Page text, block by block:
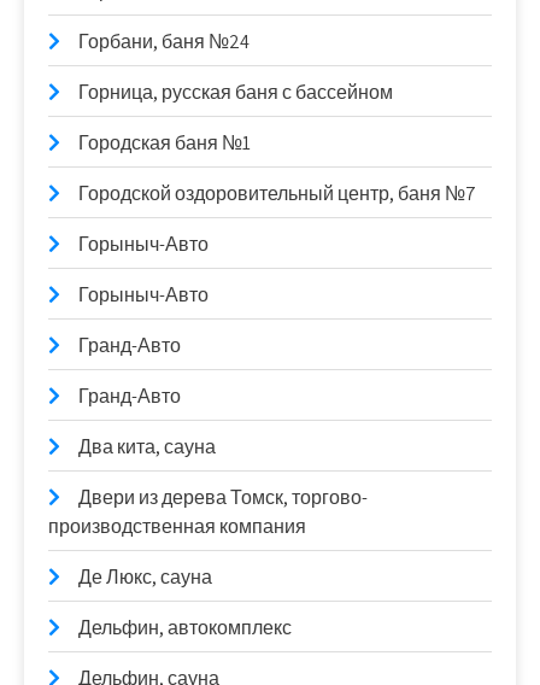
Горбани, баня №24
Горница, русская баня с бассейном
Городская баня №1
Городской оздоровительный центр, баня №7
Горыныч-Авто
Горыныч-Авто
Гранд-Авто
Гранд-Авто
Два кита, сауна
Двери из дерева Томск, торгово-
производственная компания
Де Люкс, сауна
Дельфин, автокомплекс
Дельфин, сауна